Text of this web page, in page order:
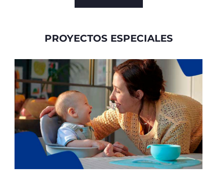
PROYECTOS ESPECIALES